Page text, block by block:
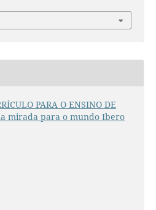
PARA O ENSINO DE
mirada para o mundo Ibero